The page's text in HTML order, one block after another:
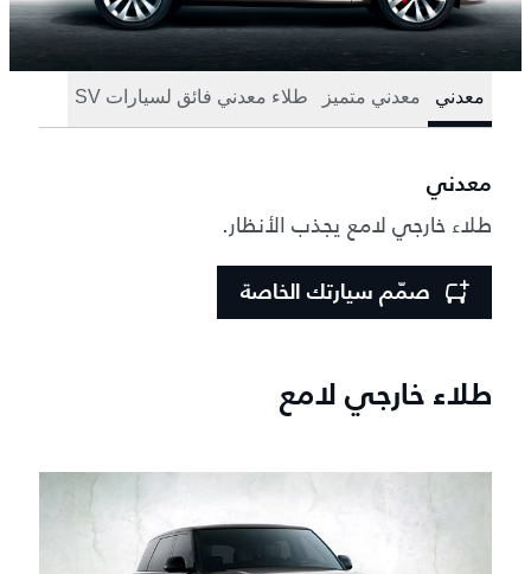
معدني معدني متميز طلاء معدني فائق لسيارات SV
معدني
طلاء خارجي لامع يجذب الأنظار.
صمّم سيارتك الخاصة
طلاء خارجي لامع